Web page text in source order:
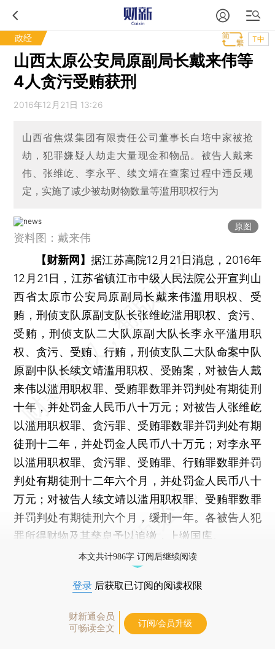
政经 T中
山西太原公安局原副局长戴来伟等
4人贪污受贿获刑
2016年12月21日 13:26
山西省焦煤集团有限责任公司董事长白培中家被抢
劫，犯罪嫌疑人劫走大量现金和物品。被告人戴来
伟、张维屹、李永平、续文靖在查案过程中违反规
定，实施了减少被劫财物数量等滥用职权行为
原图
资料图：戴来伟
【财新网】据江苏高院12月21日消息，2016年
12月21日，江苏省镇江市中级人民法院公开宣判山
西省太原市公安局原副局长戴来伟滥用职权、受
贿，刑侦支队原副支队长张维屹滥用职权、贪污、
受贿，刑侦支队二大队原副大队长李永平滥用职
权、贪污、受贿、行贿，刑侦支队二大队命案中队
原副中队长续文靖滥用职权、受贿案，对被告人戴
来伟以滥用职权罪、受贿罪数罪并罚判处有期徒刑
十年，并处罚金人民币八十万元；对被告人张维屹
以滥用职权罪、贪污罪、受贿罪数罪并罚判处有期
徒刑十二年，并处罚金人民币八十万元；对李永平
以滥用职权罪、贪污罪、受贿罪、行贿罪数罪并罚
判处有期徒刑十二年六个月，并处罚金人民币八十
万元；对被告人续文靖以滥用职权罪、受贿罪数罪
并罚判处有期徒刑六个月，缓刑一年。各被告人犯
罪所得财物及其孳息予以追缴，上缴国库。
本文共计986字 订阅后继续阅读
登录 后获取已订阅的阅读权限
财新通会员
可畅读全文
订阅/会员升级